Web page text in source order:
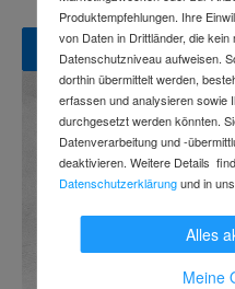
Zur Aktion
Produktempfehlungen. Ihre
von Daten in Drittländer, die
Datenschutzniveau aufweisen.
dorthin übermittelt werden,
erfassen und analysieren sowie
durchgesetzt werden könnten.
Datenverarbeitung und -
deaktivieren. Weitere Details
Datenschutzerklärungund in
Alles
Meine